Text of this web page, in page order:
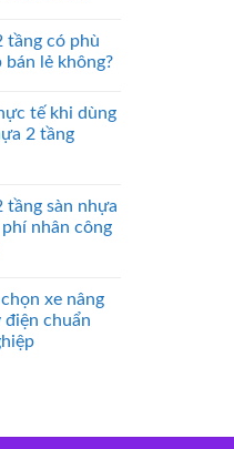
tầng có phù
bán lẻ không?
tế khi dùng
2 tầng
tầng sàn nhựa
nhân công
xe nâng
điện chuẩn